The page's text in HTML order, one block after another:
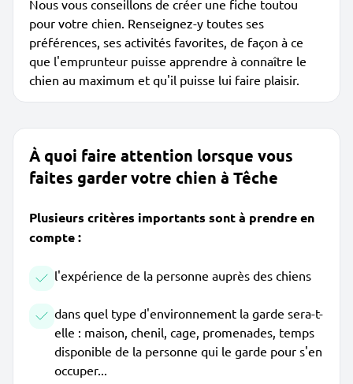
Nous vous conseillons de créer une fiche toutou
pour votre chien. Renseignez-y toutes ses
préférences, ses activités favorites, de façon à ce
que l'emprunteur puisse apprendre à connaître le
chien au maximum et qu'il puisse lui faire plaisir.
À quoi faire attention lorsque vous
faites garder votre chien à Têche
Plusieurs critères importants sont à prendre en
compte :
l'expérience de la personne auprès des chiens
dans quel type d'environnement la garde sera-t-
elle : maison, chenil, cage, promenades, temps
disponible de la personne qui le garde pour s'en
occuper...